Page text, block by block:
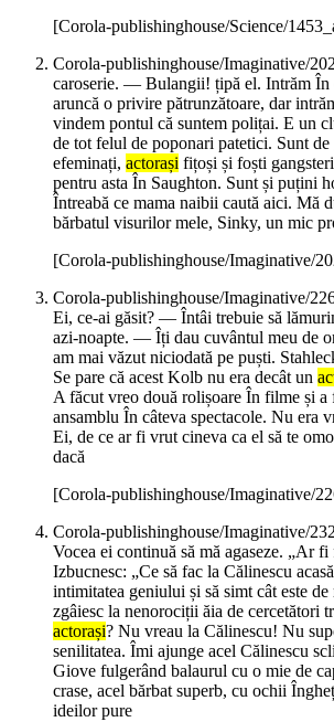
[Corola-publishinghouse/Science/
Corola-publishinghouse/Imaginative/
caroserie. — Bulangii! țipă el. Intrăm În
aruncă o privire pătrunzătoare, dar
vindem pontul că suntem polițai. E un
de tot felul de poponari patetici. Sunt
efeminați, actorași fițoși și foști
pentru asta În Saughton. Sunt și puțini
Întreabă ce mama naibii caută aici. Mă
bărbatul visurilor mele, Sinky, un mic
[Corola-publishinghouse/Imaginative/
Corola-publishinghouse/Imaginative/
Ei, ce-ai găsit? — Întâi trebuie să
azi-noapte. — Îți dau cuvântul meu de
am mai văzut niciodată pe puști.
Se pare că acest Kolb nu era decât un
A făcut vreo două rolișoare În filme și a
ansamblu În câteva spectacole. Nu era
Ei, de ce ar fi vrut cineva ca el să te
dacă
[Corola-publishinghouse/Imaginative/
Corola-publishinghouse/Imaginative/
Vocea ei continuă să mă agaseze. „Ar
Izbucnesc: „Ce să fac la Călinescu
intimitatea geniului și să simt cât este
zgâiesc la nenorociții ăia de cercetători
actorași? Nu vreau la Călinescu! Nu
senilitatea. Îmi ajunge acel Călinescu
Giove fulgerând balaurul cu o mie de
crase, acel bărbat superb, cu ochii
ideilor pure